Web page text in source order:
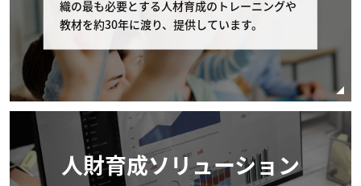
に、弊社の窓口（電話番号：03-6408-2488、受
付時間：弊社休業日及び土・日・祝日を除く 9:0
0-17:00）へコースの申し込みを取り消す旨申し
出るものとします。 但し、個別に条件設定のあ
るコースの場合は、個別条件を本条に優先して適
用されるものとし、本条は適用されません。
コースの申し込みを取り消す場合の代金の取扱 お
客様が申し込みの取り消しを申し出たコースの受
講費用の扱いはお客様の申し出日により以下の通
織の最も必要とする人材育成のトレーニングや
教材を約30年に渡り、提供しています。
人財育成ソリューション